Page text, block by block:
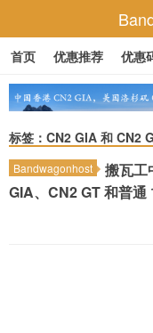
首页 优惠推荐 优惠
标签：CN2 GIA 和 CN2
Bandwagonhost
搬瓦工
GIA、CN2 GT 和普通